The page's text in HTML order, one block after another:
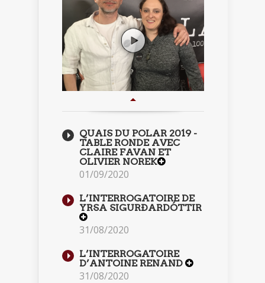
QUAIS DU POLAR 2019 -
TABLE RONDE AVEC
CLAIRE FAVAN ET
OLIVIER NOREK
01/09/2020
L’INTERROGATOIRE DE
YRSA SIGURÐARDÓTTIR
31/08/2020
L’INTERROGATOIRE
D’ANTOINE RENAND
31/08/2020